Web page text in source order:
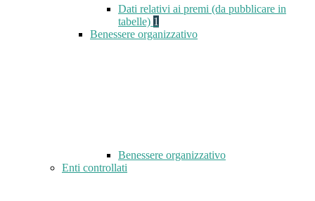
Dati relativi ai premi (da pubblicare in
tabelle) 1
Benessere organizzativo
Benessere organizzativo
Enti controllati